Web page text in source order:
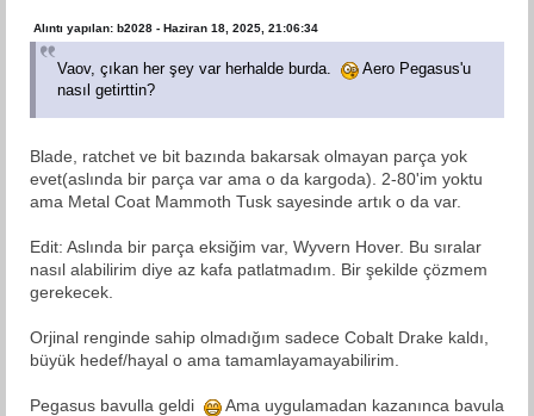
Alıntı yapılan: b2028 - Haziran 18, 2025, 21:06:34
Vaov, çıkan her şey var herhalde burda.
Aero Pegasus'u
nasıl getirttin?
Blade, ratchet ve bit bazında bakarsak olmayan parça yok
evet(aslında bir parça var ama o da kargoda). 2-80'im yoktu
ama Metal Coat Mammoth Tusk sayesinde artık o da var.
Edit: Aslında bir parça eksiğim var, Wyvern Hover. Bu sıralar
nasıl alabilirim diye az kafa patlatmadım. Bir şekilde çözmem
gerekecek.
Orjinal renginde sahip olmadığım sadece Cobalt Drake kaldı,
büyük hedef/hayal o ama tamamlayamayabilirim.
Pegasus bavulla geldi
Ama uygulamadan kazanınca bavula